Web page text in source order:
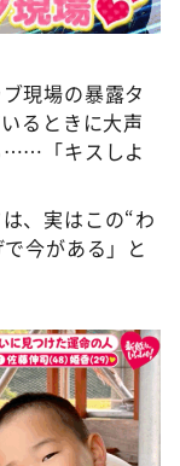
現場の暴露タ
るときに大声
……「キスしよ
、実はこの“わ
今がある」と